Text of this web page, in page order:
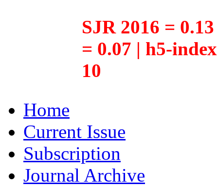
SJR 2016 =
= 0.07 | h5-
10
Home
Current Issue
Subscription
Journal Archive